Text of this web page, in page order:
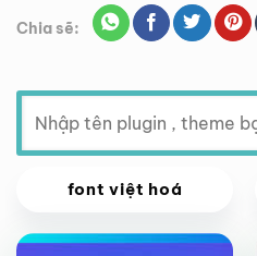
Chia sẽ:
Tìm
kiếm:
font việt hoá